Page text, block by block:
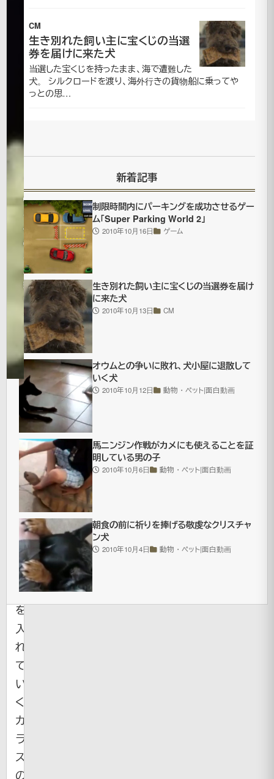
く
賢
い
ラ
2010
年10月
4日
2023
年1月
23日
更
新
動
物・
ペッ
ト|面
白動
画
様々
な
形
状
の
に
ブ
ロ
ッ
ク
を
入
れ
て
い
く
カ
ラ
ス
の
CM
生き別れた飼い主に宝くじの当選
券を届けに来た犬
当選した宝くじを持ったまま、海で遭難した
犬。 シルクロードを渡り、海外行きの貨物船に乗ってや
っとの思…
新着記事
制限時間内にパーキングを成功させるゲー
ム「Super Parking World 2」
2010年10月16日 ゲーム
生き別れた飼い主に宝くじの当選券を届け
に来た犬
2010年10月13日 CM
オウムとの争いに敗れ、犬小屋に退散して
いく犬
2010年10月12日 動物・ペット|面白動画
馬ニンジン作戦がカメにも使えることを証
明している男の子
2010年10月6日 動物・ペット|面白動画
朝食の前に祈りを捧げる敬虔なクリスチャ
ン犬
2010年10月4日 動物・ペット|面白動画